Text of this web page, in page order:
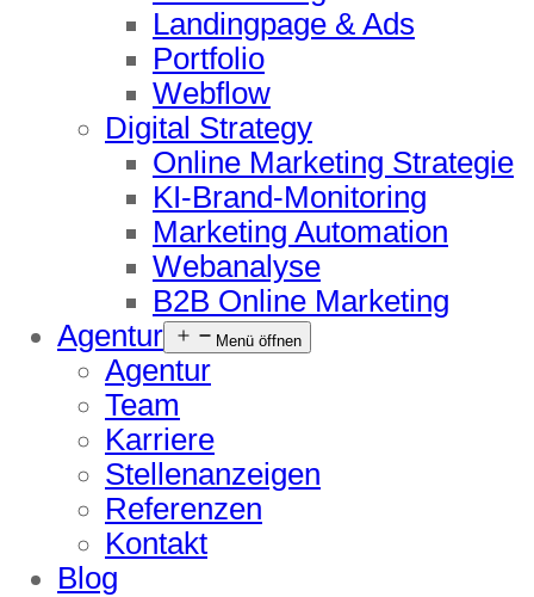
Landingpage & Ads
Portfolio
Webflow
Digital Strategy
Online Marketing Strategie
KI-Brand-Monitoring
Marketing Automation
Webanalyse
B2B Online Marketing
Agentur
Menü öffnen
Agentur
Team
Karriere
Stellenanzeigen
Referenzen
Kontakt
Blog